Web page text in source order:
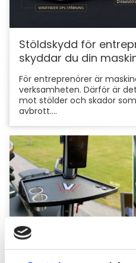
Stöldskydd för
skyddar du din
För entreprenörer är
verksamheten. Därför är
mot stölder och skador
avbrott....